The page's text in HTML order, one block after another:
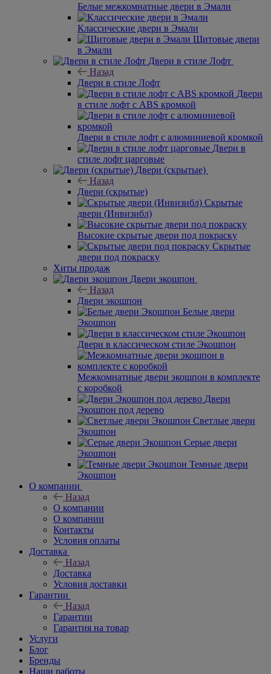
Белые межкомнатные двери в Эмали
Классические двери в Эмали
Щитовые двери
в Эмали
Двери в стиле Лофт
Назад
Двери в стиле Лофт
Двери
в стиле лофт с ABS кромкой
Двери в стиле лофт с алюминиевой кромкой
Двери в
стиле лофт царговые
Двери (скрытые)
Назад
Двери (скрытые)
Скрытые
двери (Инвизибл)
Высокие скрытые двери под покраску
Скрытые
двери под покраску
Хиты продаж
Двери экошпон
Назад
Двери экошпон
Белые двери
Экошпон
Двери в классическом стиле Экошпон
Межкомнатные двери экошпон в комплекте
с коробкой
Двери
Экошпон под дерево
Светлые двери
Экошпон
Серые двери
Экошпон
Темные двери
Экошпон
О компании
Назад
О компании
О компании
Контакты
Условия оплаты
Доставка
Назад
Доставка
Условия доставки
Гарантии
Назад
Гарантии
Гарантия на товар
Услуги
Блог
Бренды
Наши работы